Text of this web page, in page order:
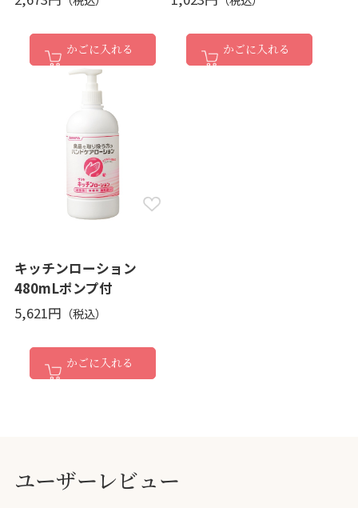
かごに入れる かごに入れる
キッチンローション
480mLポンプ付
5,621円
かごに入れる
ユーザーレビュー